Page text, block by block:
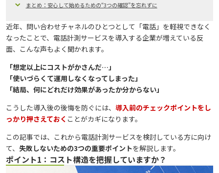
まとめ：安心して始めるための“3つの確認”を忘れずに
近年、問い合わせチャネルのひとつとして「電話」を軽視できなく
なったことで、電話計測サービスを導入する企業が増えている反
面、こんな声もよく聞かれます。
「想定以上にコストがかさんだ…」
「使いづらくて運用しなくなってしまった」
「結局、何にどれだけ効果があったか分からない」
こうした導入後の後悔を防ぐには、 導入前のチェックポイントをし
っかり押さえておく ことがカギになります。
この記事では、これから電話計測サービスを検討している方に向け
て、 失敗しないための3つの重要ポイントを解説します。
ポイント1：コスト構造を把握していますか？